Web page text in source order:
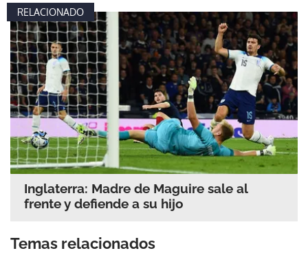
RELACIONADO
Inglaterra: Madre de Maguire sale al
frente y defiende a su hijo
Temas relacionados